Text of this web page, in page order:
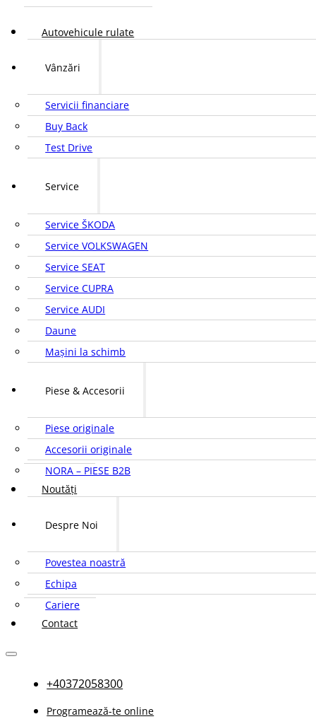
Autovehicule rulate
Vânzări
Servicii financiare
Buy Back
Test Drive
Service
Service ŠKODA
Service VOLKSWAGEN
Service SEAT
Service CUPRA
Service AUDI
Daune
Mașini la schimb
Piese & Accesorii
Piese originale
Accesorii originale
NORA – PIESE B2B
Noutăți
Despre Noi
Povestea noastră
Echipa
Cariere
Contact
+40372058300
Programează-te online